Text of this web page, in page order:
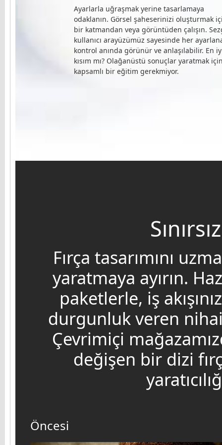
Ayarlarla uğraşmak yerine tasarlamaya
odaklanın. Görsel şaheserinizi oluşturmak
bir katmandan veya görüntüden çalışın.
kullanıcı arayüzümüz sayesinde her
kontrol anında görünür ve anlaşılabilir. En
kısım mı? Olağanüstü sonuçlar yaratmak
kapsamlı bir eğitim gerekmiyor.
Fırça tasarımını
yaratmaya ayırın.
paketlerle, iş
durgunluk veren
Çevrimiçi
değişen bir dizi
Öncesi